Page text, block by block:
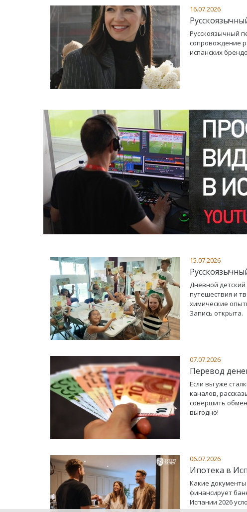
16.07.2026
Русскоязычный
сопровождение
испанских
15.07.2026
Дневной
путешествия и
химические
Запись открыта.
07.07.2026
Перевод
Если вы уже
каналов,
совершить
выгодно!
06.07.2026
Ипотека в
Какие
финансирует
Испании 2026